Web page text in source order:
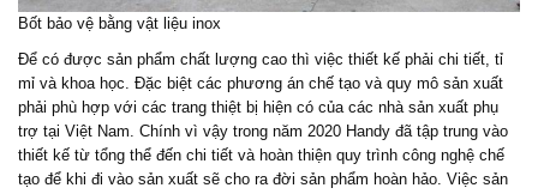
Bốt bảo vệ bằng vật liệu inox
Để có được sản phẩm chất lượng cao thì việc thiết kế phải chi tiết, tỉ
mỉ và khoa học. Đặc biệt các phương án chế tạo và quy mô sản xuất
phải phù hợp với các trang thiệt bị hiện có của các nhà sản xuất phụ
trợ tại Việt Nam. Chính vì vậy trong năm 2020 Handy đã tập trung vào
thiết kế từ tổng thể đến chi tiết và hoàn thiện quy trình công nghệ chế
tạo để khi đi vào sản xuất sẽ cho ra đời sản phẩm hoàn hảo. Việc sản